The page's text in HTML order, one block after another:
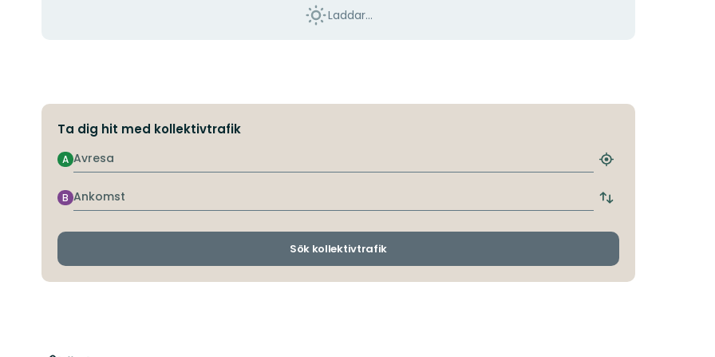
Laddar...
Ta dig hit med kollektivtrafik
Avresa
A
Hitta
hållplats
Ankomst
B
Byt
och
Sök kollektivtrafik